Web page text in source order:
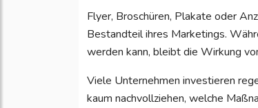
Flyer, Broschüren, Plakate oder
Bestandteil ihres Marketings.
werden kann, bleibt die Wirkung
Viele Unternehmen investieren
kaum nachvollziehen, welche